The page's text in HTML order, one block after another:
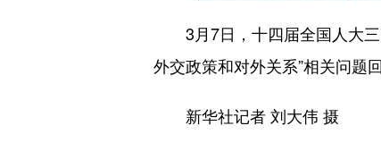
3月7日，十四届全国人大三
外交政策和对外关系”相关问题
新华社记者 刘大伟 摄